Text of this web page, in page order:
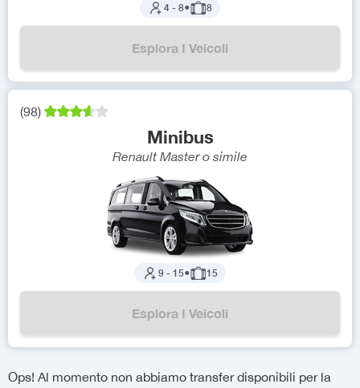
4 - 8● 8
Esplora I Veicoli
(98)
Minibus
Renault Master o simile
9 - 15● 15
Esplora I Veicoli
Ops! Al momento non abbiamo transfer disponibili per la